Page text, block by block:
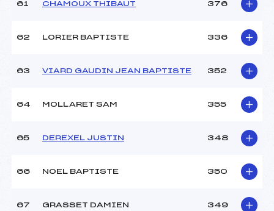
61 CHAMOUX THIBAUT 376
62 LORIER BAPTISTE 336
63 VIARD GAUDIN JEAN BAPTISTE 352
64 MOLLARET SAM 355
65 DEREXEL JUSTIN 348
66 NOEL BAPTISTE 350
67 GRASSET DAMIEN 349